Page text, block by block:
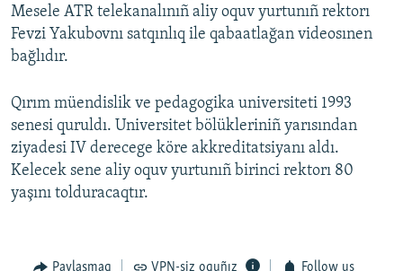
Mesele ATR telekanalınıñ aliy oquv yurtunıñ rektorı
Fevzi Yakubovnı satqınlıq ile qabaatlağan videosınen
bağlıdır.
Qırım müendislik ve pedagogika universiteti 1993
senesi quruldı. Universitet bölükleriniñ yarısından
ziyadesi IV derecege köre akkreditatsiyanı aldı.
Kelecek sene aliy oquv yurtunıñ birinci rektorı 80
yaşını tolduracaqtır.
Paylaşmaq VPN-siz oquñız Follow us